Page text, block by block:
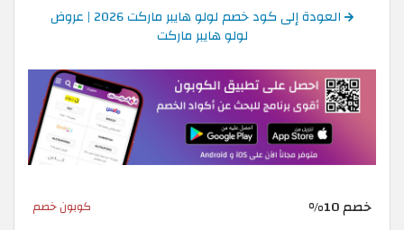
العودة إلى كود خصم لولو هايبر ماركت 2026 | عروض
لولو هايبر ماركت
خصم 10% كوبون خصم